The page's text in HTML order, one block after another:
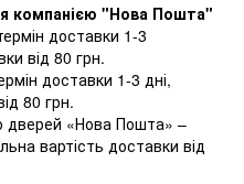
компанією "Нова Пошта"
доставки 1-3
від 80 грн.
доставки 1-3 дні,
80 грн.
дверей «Нова Пошта» –
вартість доставки від